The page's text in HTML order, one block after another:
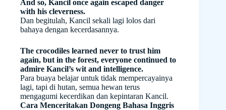
And so, Kancil once again escaped danger
with his cleverness.
Dan begitulah, Kancil sekali lagi lolos dari
bahaya dengan kecerdasannya.
The crocodiles learned never to trust him
again, but in the forest, everyone continued to
admire Kancil’s wit and intelligence.
Para buaya belajar untuk tidak mempercayainya
lagi, tapi di hutan, semua hewan terus
mengagumi kecerdikan dan kepintaran Kancil.
Cara Menceritakan Dongeng Bahasa Inggris